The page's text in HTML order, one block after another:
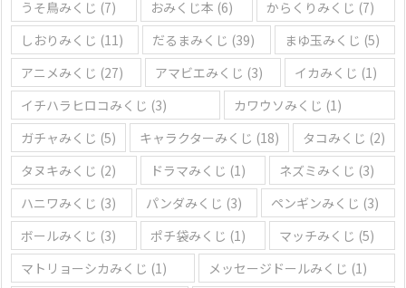
うそ鳥みくじ (7) おみくじ本 (6) からくりみくじ (7)
しおりみくじ (11) だるまみくじ (39) まゆ玉みくじ (5)
アニメみくじ (27) アマビエみくじ (3) イカみくじ (1)
イチハラヒロコみくじ (3) カワウソみくじ (1)
ガチャみくじ (5) キャラクターみくじ (18) タコみくじ (2)
タヌキみくじ (2) ドラマみくじ (1) ネズミみくじ (3)
ハニワみくじ (3) パンダみくじ (3) ペンギンみくじ (3)
ボールみくじ (3) ポチ袋みくじ (1) マッチみくじ (5)
マトリョーシカみくじ (1) メッセージドールみくじ (1)